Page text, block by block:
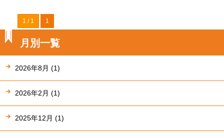
1 / 1 1
月別一覧
2026年8月 (1)
2026年2月 (1)
2025年12月 (1)